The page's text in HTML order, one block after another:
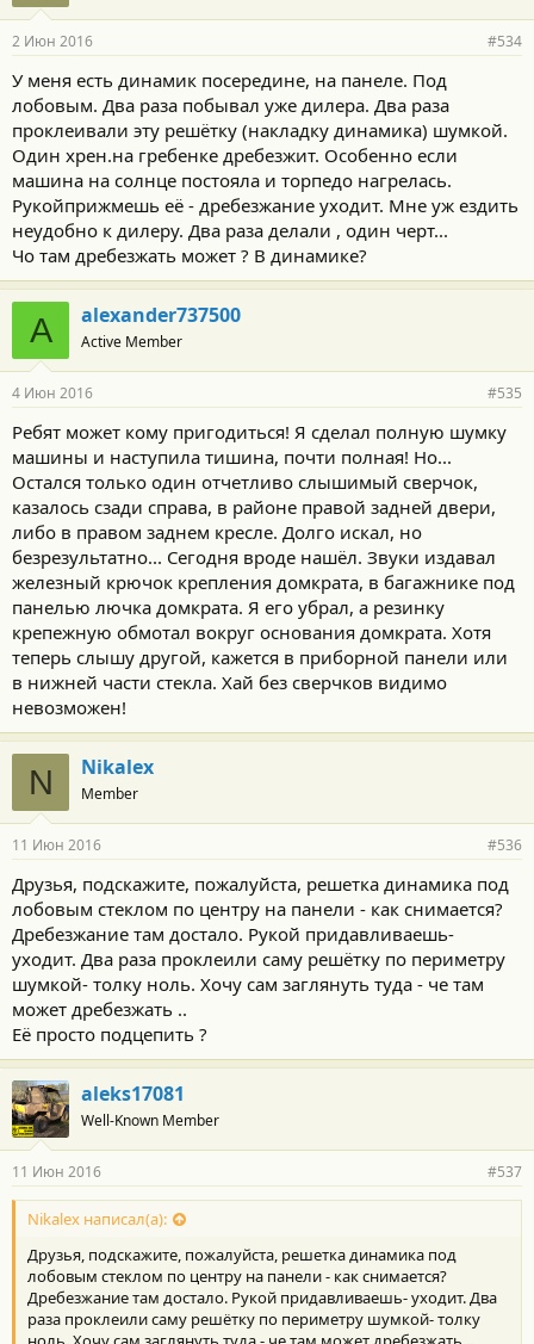
2 Июн 2016 #534
У меня есть динамик посередине, на панеле. Под
лобовым. Два раза побывал уже дилера. Два раза
проклеивали эту решётку (накладку динамика) шумкой.
Один хрен.на гребенке дребезжит. Особенно если
машина на солнце постояла и торпедо нагрелась.
Рукойприжмешь её - дребезжание уходит. Мне уж ездить
неудобно к дилеру. Два раза делали , один черт...
Чо там дребезжать может ? В динамике?
A alexander737500
Active Member
4 Июн 2016 #535
Ребят может кому пригодиться! Я сделал полную шумку
машины и наступила тишина, почти полная! Но...
Остался только один отчетливо слышимый сверчок,
казалось сзади справа, в районе правой задней двери,
либо в правом заднем кресле. Долго искал, но
безрезультатно... Сегодня вроде нашёл. Звуки издавал
железный крючок крепления домкрата, в багажнике под
панелью лючка домкрата. Я его убрал, а резинку
крепежную обмотал вокруг основания домкрата. Хотя
теперь слышу другой, кажется в приборной панели или
в нижней части стекла. Хай без сверчков видимо
невозможен!
N Nikalex
Member
11 Июн 2016 #536
Друзья, подскажите, пожалуйста, решетка динамика под
лобовым стеклом по центру на панели - как снимается?
Дребезжание там достало. Рукой придавливаешь-
уходит. Два раза проклеили саму решётку по периметру
шумкой- толку ноль. Хочу сам заглянуть туда - че там
может дребезжать ..
Её просто подцепить ?
aleks17081
Well-Known Member
11 Июн 2016 #537
Nikalex написал(а):
Друзья, подскажите, пожалуйста, решетка динамика под
лобовым стеклом по центру на панели - как снимается?
Дребезжание там достало. Рукой придавливаешь- уходит. Два
раза проклеили саму решётку по периметру шумкой- толку